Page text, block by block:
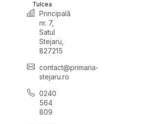
Tulcea
Principală
nr. 7,
Satul
Stejaru,
827215
contact@primaria-
stejaru.ro
0240
564
809